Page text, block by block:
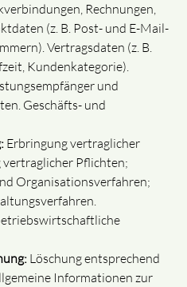
Rechnungen,
(z. B. Post- und E-Mail-
Vertragsdaten (z. B.
Kundenkategorie).
und
Geschäfts- und
Erbringung vertraglicher
Pflichten;
Organisationsverfahren;
Löschung entsprechend
Informationen zur